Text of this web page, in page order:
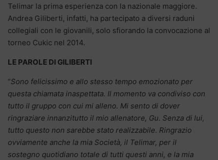
Telimar la prima esperienza con la nazionale maggiore.
Andrea Giliberti, infatti, ha partecipato a diversi raduni
collegiali con le giovanili, solo sfiorando la convocazione al
torneo Cukic nel 2014.
LE PAROLE DI GILIBERTI
“Sono felicissimo e allo stesso tempo emozionato per
questa chiamata inaspettata. Il momento va condiviso con
tutto il gruppo con cui mi alleno. Mi sento di dover
ringraziare innanzitutto il mio allenatore, Gu. Senza di lui,
tutto questo non sarebbe stato realizzabile. Ringrazio
ovviamente anche la mia Società, il Telimar, per il
sostegno quotidiano totale di tutti questi anni, e la mia